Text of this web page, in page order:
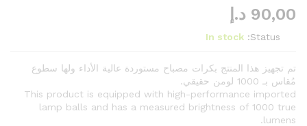
90,00 د.إ
Status:
In stock
تم تجهيز هذا المنتج بكرات مصباح مستوردة عالية الأداء ولها سطوع
مُقاس بـ 1000 لومن حقيقي.
This product is equipped with high-performance imported
lamp balls and has a measured brightness of 1000 true
lumens.